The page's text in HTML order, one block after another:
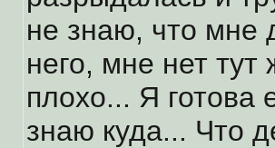
не знаю, что мне
него, мне нет тут
плохо... Я готова
знаю куда... Что